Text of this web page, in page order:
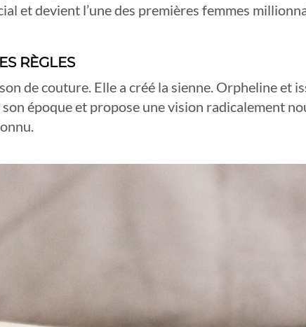
et devient l’une des premières femmes
RÈGLES
de couture. Elle a créé la sienne. Orpheline et
époque et propose une vision radicalement